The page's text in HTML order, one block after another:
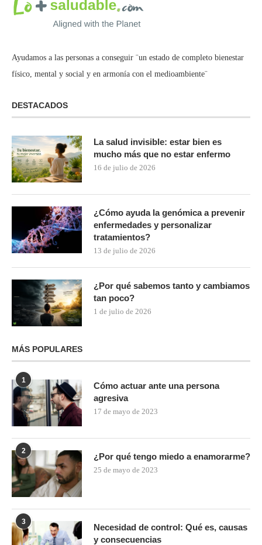
Ayudamos a las personas a conseguir ¨un estado de completo bienestar
físico, mental y social y en armonía con el medioambiente¨
DESTACADOS
La salud invisible: estar bien es
mucho más que no estar enfermo
16 de julio de 2026
¿Cómo ayuda la genómica a prevenir
enfermedades y personalizar
tratamientos?
13 de julio de 2026
¿Por qué sabemos tanto y cambiamos
tan poco?
1 de julio de 2026
MÁS POPULARES
1
Cómo actuar ante una persona
agresiva
17 de mayo de 2023
2
¿Por qué tengo miedo a enamorarme?
25 de mayo de 2023
3
Necesidad de control: Qué es, causas
y consecuencias